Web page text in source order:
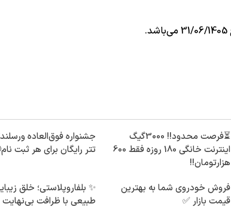
⏳فرصت محدود!! 3000گیگ
اینترنت خانگی 180 روزه فقط 600
هزارتومان!!
تتر رایگان برای هر ثبت
فروش خودروی شما به بهترین
قیمت بازار ✅
✨ بلفاروپلاستی؛ خلق
طبیعی با ظرافت بی‌نهایت